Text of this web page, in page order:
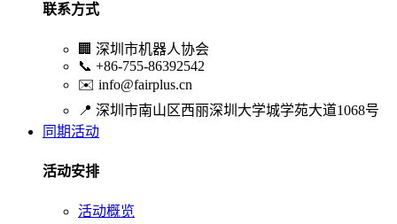
联系方式
🏢 深圳市机器人协会
📞 +86-755-86392542
✉️ info@fairplus.cn
📍 深圳市南山区西丽深圳大学城学苑大道1068号
同期活动
活动安排
活动概览